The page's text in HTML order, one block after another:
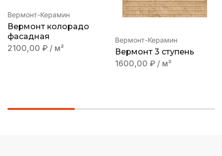
Вермонт-Керамин
Вермонт колорадо
фасадная
2100,00 ₽ / м²
Вермонт-Керамин
Вермонт 3 ступень
1600,00 ₽ / м²